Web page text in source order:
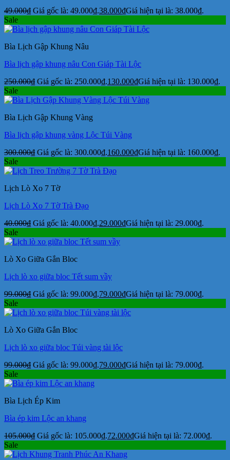
49.000₫ Giá gốc là: 49.000₫.38.000₫Giá hiện tại là: 38.000₫.
Sale
Bìa Lịch Gập Khung Nâu
Bìa lịch gập khung nâu Con Giáp Tài Lộc
250.000₫ Giá gốc là: 250.000₫.130.000₫Giá hiện tại là: 130.000₫.
Sale
Bìa Lịch Gập Khung Vàng
Bìa lịch gập khung vàng Lộc Túi Vàng
300.000₫ Giá gốc là: 300.000₫.160.000₫Giá hiện tại là: 160.000₫.
Sale
Lịch Lò Xo 7 Tờ
Lịch Lò Xo 7 Tờ Trà Đạo
40.000₫ Giá gốc là: 40.000₫.29.000₫Giá hiện tại là: 29.000₫.
Sale
Lò Xo Giữa Gắn Bloc
Lịch lò xo giữa bloc Tết sum vầy
99.000₫ Giá gốc là: 99.000₫.79.000₫Giá hiện tại là: 79.000₫.
Sale
Lò Xo Giữa Gắn Bloc
Lịch lò xo giữa bloc Túi vàng tài lộc
99.000₫ Giá gốc là: 99.000₫.79.000₫Giá hiện tại là: 79.000₫.
Sale
Bìa Lịch Ép Kim
Bìa ép kim Lộc an khang
105.000₫ Giá gốc là: 105.000₫.72.000₫Giá hiện tại là: 72.000₫.
Sale